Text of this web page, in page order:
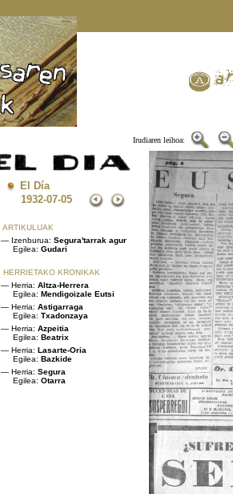
Irudiaren leihoa:
El Día
1932-07-05
ARTIKULUAK
— Izenburua: Segura'tarrak agur
Egilea: Gudari
HERRIETAKO KRONIKAK
— Herria: Altza-Herrera
Egilea: Mendigoizale Eutsi
— Herria: Astigarraga
Egilea: Txadonzaya
— Herria: Azpeitia
Egilea: Beatrix
— Herria: Lasarte-Oria
Egilea: Bazkide
— Herria: Segura
Egilea: Otarra